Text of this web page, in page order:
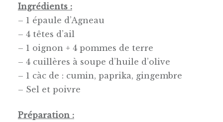
Ingrédients :
– 1 épaule d’Agneau
– 4 têtes d’ail
– 1 oignon + 4 pommes de terre
– 4 cuillères à soupe d’huile d’olive
– 1 càc de : cumin, paprika, gingembre
– Sel et poivre
Préparation :